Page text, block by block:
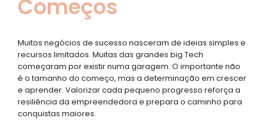
Começos
Muitos negócios de sucesso nasceram de ideias simples e
recursos limitados. Muitas das grandes big Tech
começaram por existir numa garagem. O importante não
é o tamanho do começo, mas a determinação em crescer
e aprender. Valorizar cada pequeno progresso reforça a
resiliência da empreendedora e prepara o caminho para
conquistas maiores.